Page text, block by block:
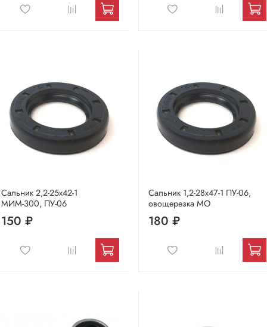
Сальник 2,2-25х42-1
МИМ-300, ПУ-06
150 ₽
Сальник 1,2-28х47-1 ПУ-06,
овощерезка МО
180 ₽